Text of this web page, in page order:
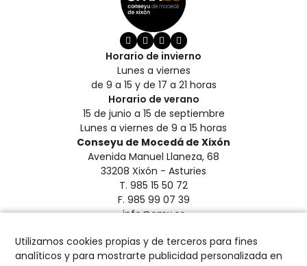
Conseyu de Mocedá de Xixón
Avenida Manuel Llaneza, 68
33208 Xixón - Asturies
T. 985 15 50 72
F. 985 99 07 39
info@cmx.es
Créditos
Política de Cookies
Horario de invierno
Lunes a viernes
de 9 a 15 y de 17 a 21 horas
Horario de verano
15 de junio a 15 de septiembre
Lunes a viernes de 9 a 15 horas
Utilizamos cookies propias y de terceros para fines
analíticos y para mostrarte publicidad personalizada en